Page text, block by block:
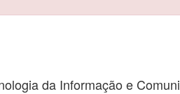
da Informação e